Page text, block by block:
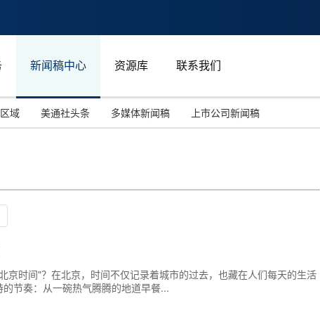
新闻稿中心 资源库 联系我们
区域 美通社头条 多媒体新闻稿 上市公司新闻稿
时间"？在北京，时间不仅记录着城市的过去，也藏在人们每天的生活
节奏：从一碗热气腾腾的地道早餐...